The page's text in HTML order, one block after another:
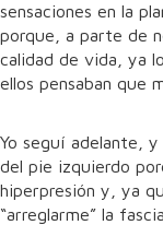
sensaciones en la
porque, a parte de
calidad de vida, ya
ellos pensaban que
Yo seguí adelante,
del pie izquierdo
hiperpresión y, ya
“arreglarme” la fascia.